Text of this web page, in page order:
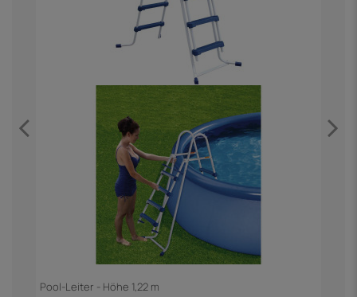
Pool-Leiter - Höhe 1,22 m